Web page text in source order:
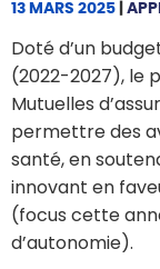
13 MARS 2025
Doté d’un
(2022-2027), le
Mutuelles
permettre des
santé, en
innovant en
(focus cette
d’autonomie).